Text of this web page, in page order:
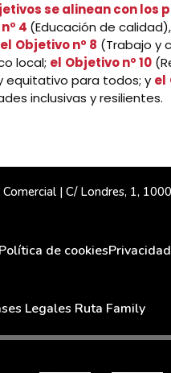
se alinean con los
4 (Educación de
el Objetivo nº 8 (Trabajo y
local; el Objetivo nº 10
equitativo para todos; y el
inclusivas y resilientes.
| C/ Londres, 1,
Política de cookies
Legales Ruta Family